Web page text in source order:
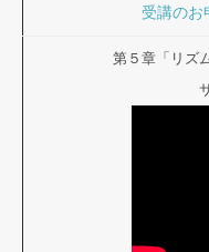
受講のお
第５章「リズ